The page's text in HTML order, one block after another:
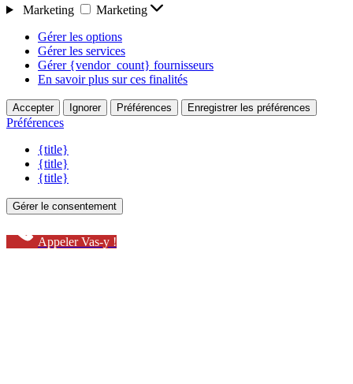
Marketing
Marketing
Gérer les options
Gérer les services
Gérer {vendor_count} fournisseurs
En savoir plus sur ces finalités
Accepter Ignorer Préférences Enregistrer les préférences
Préférences
{title}
{title}
{title}
Gérer le consentement
Appeler Vas-y !